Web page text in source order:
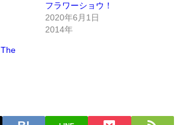
フラワーショウ！
2020年6月1日
2014年